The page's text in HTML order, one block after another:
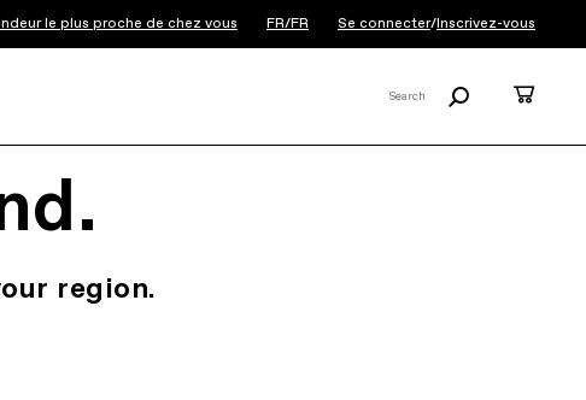
le plus proche de chez vous FR/FR Se connecter/Inscrivez-vous
Search
region.